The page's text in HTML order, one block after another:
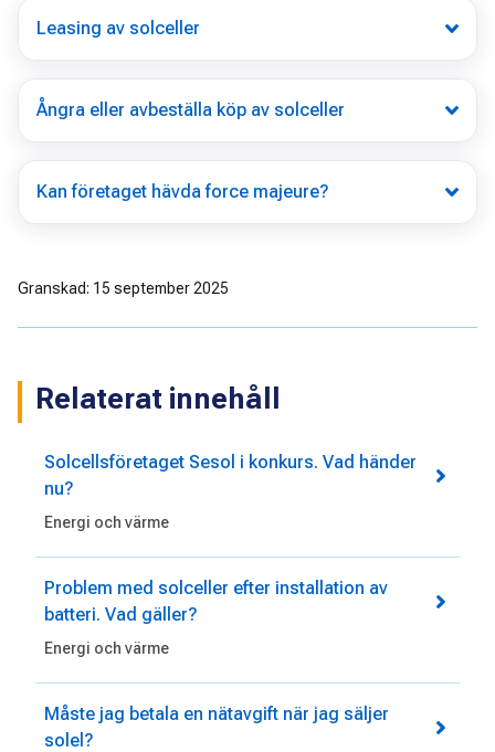
Leasing av solceller
Ångra eller avbeställa köp av solceller
Kan företaget hävda force majeure?
Granskad: 15 september 2025
Relaterat innehåll
Solcellsföretaget Sesol i konkurs. Vad händer
nu?
Energi och värme
Problem med solceller efter installation av
batteri. Vad gäller?
Energi och värme
Måste jag betala en nätavgift när jag säljer
solel?